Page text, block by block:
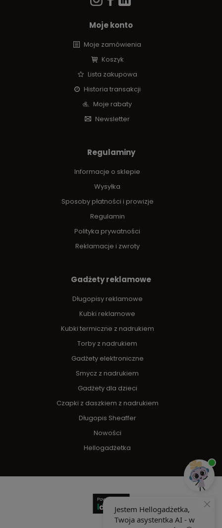
Moje konto
Moje zamówienia
Koszyk
Lista zakupowa
Historia transakcji
Moje rabaty
Newsletter
Regulaminy
Informacje o sklepie
Wysyłka
Sposoby płatności i prowizje
Regulamin
Polityka prywatności
Reklamacje i zwroty
Gadżety reklamowe
Długopisy reklamowe
Kubki reklamowe
Kubki termiczne z nadrukiem
Torby z nadrukiem
Gadżety elektroniczne
Smycz z nadrukiem
Gadżety dla dzieci
Czapki z daszkiem z nadrukiem
Długopis Sheaffer
Nowości
Hellogadżetka